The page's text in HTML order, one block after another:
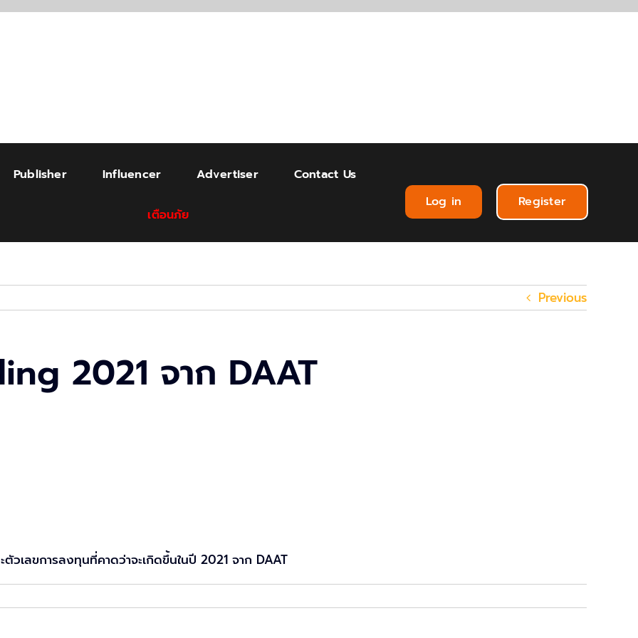
Publisher Influencer Advertiser Contact Us
เตือนภัย
Log in Register
Previous
2021 จาก DAAT
เลขการลงทุนที่คาดว่าจะเกิดขึ้นในปี 2021 จาก DAAT